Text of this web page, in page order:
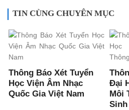
TIN CÙNG CHUYÊN MỤC
Thông Báo Xét Tuyển
Học Viện Âm Nhạc
Quốc Gia Việt Nam
Đại
Môi
Sinh